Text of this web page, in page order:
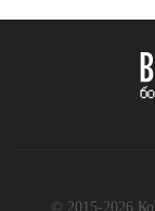
© 2015-2026